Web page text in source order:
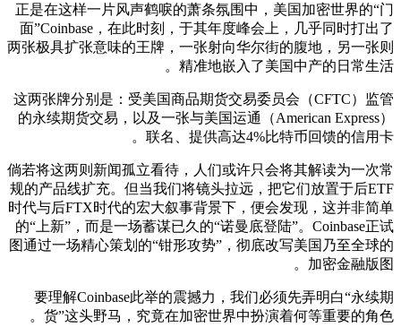
正是在这样一片风声鹤唳的萧条氛围中，美国加密世界的“门
面”Coinbase，在此时刻，于其年度峰会上，几乎同时打出了
两张极具扩张意味的王牌，一张射向华尔街的腹地，另一张则
精准地嵌入了美国中产的日常生活。
这两张牌分别是：受美国商品期货交易委员会（CFTC）监管
的永续期货交易，以及一张与美国运通（American Express）
联名、提供高达4%比特币回馈的信用卡。
倘若将这两则新闻孤立看待，人们或许只会将其解读为一次常
规的产品线扩充。但当我们将镜头拉远，把它们放置于后ETF
时代与后FTX时代的宏大叙事背景下，便会发现，这并非简单
的“上新”，而是一场蓄谋已久的“诺曼底登陆”。Coinbase正试
图通过一场精心策划的“钳形攻势”，彻底改写美国乃至全球的
加密金融版图。
要理解Coinbase此举的震撼力，我们必须先弄明白“永续期
货”这头野马，究竟在加密世界中扮演着何等重要的角色。